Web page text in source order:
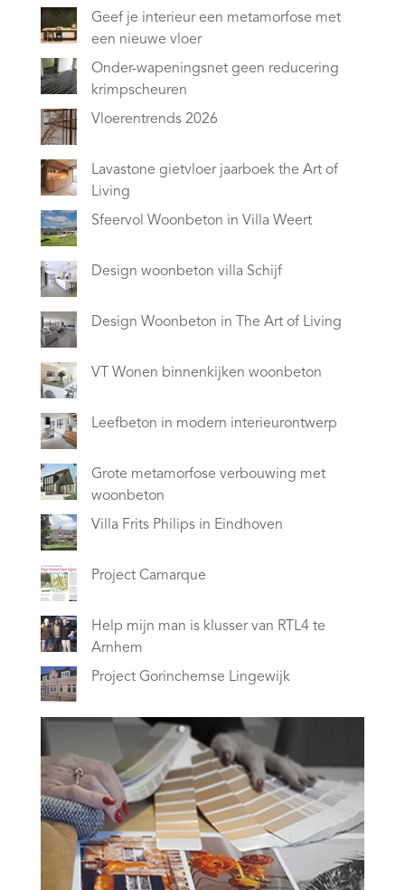
Geef je interieur een metamorfose met
een nieuwe vloer
Onder-wapeningsnet geen reducering
krimpscheuren
Vloerentrends 2026
Lavastone gietvloer jaarboek the Art of
Living
Sfeervol Woonbeton in Villa Weert
Design woonbeton villa Schijf
Design Woonbeton in The Art of Living
VT Wonen binnenkijken woonbeton
Leefbeton in modern interieurontwerp
Grote metamorfose verbouwing met
woonbeton
Villa Frits Philips in Eindhoven
Project Camarque
Help mijn man is klusser van RTL4 te
Arnhem
Project Gorinchemse Lingewijk